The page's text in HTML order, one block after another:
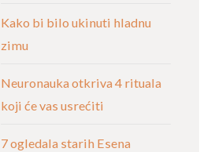
Kako bi bilo ukinuti hladnu
zimu
Neuronauka otkriva 4 rituala
koji će vas usrećiti
7 ogledala starih Esena